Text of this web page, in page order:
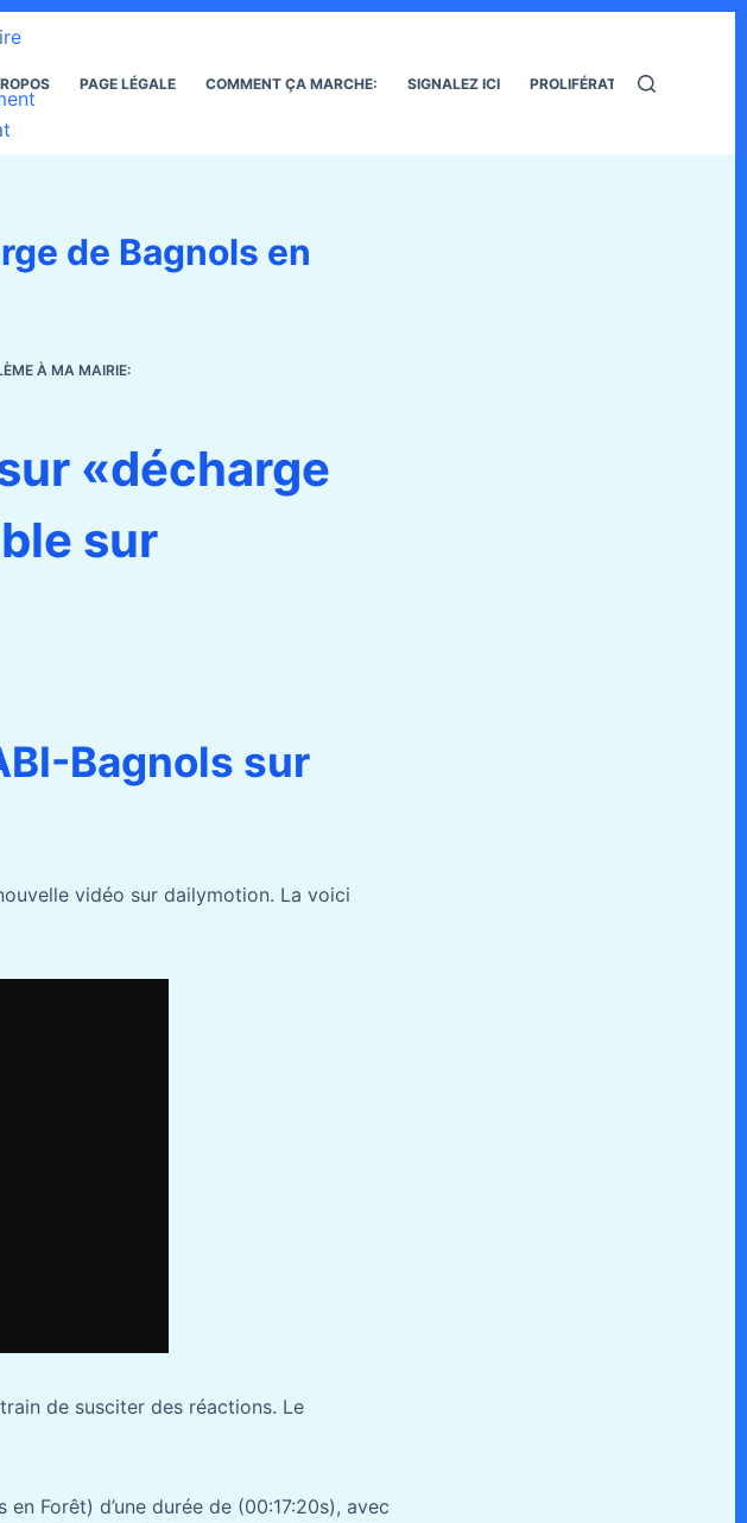
PAGE LÉGALE COMMENT ÇA MARCHE: SIGNALEZ ICI PROLIFÉRATION DES RATS
de Bagnols en
À MA MAIRIE:
«décharge
sur
Bagnols sur
vidéo sur dailymotion. La voici
de susciter des réactions. Le
Forêt) d’une durée de (00:17:20s), avec